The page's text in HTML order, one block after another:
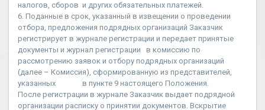
налогов, сборов и других обязательных платежей.
6. Поданные в срок, указанный в извещении о проведении
отбора, предложения подрядных организаций Заказчик
регистрирует в журнале регистрации и передает принятые
документы и журнал регистрации в комиссию по
рассмотрению заявок и отбору подрядных организаций
(далее – Комиссия), сформированную из представителей,
указанных в пункте 9 настоящего Положения.
После регистрации в журнале Заказчик выдает подрядной
организации расписку о принятии документов. Вскрытие